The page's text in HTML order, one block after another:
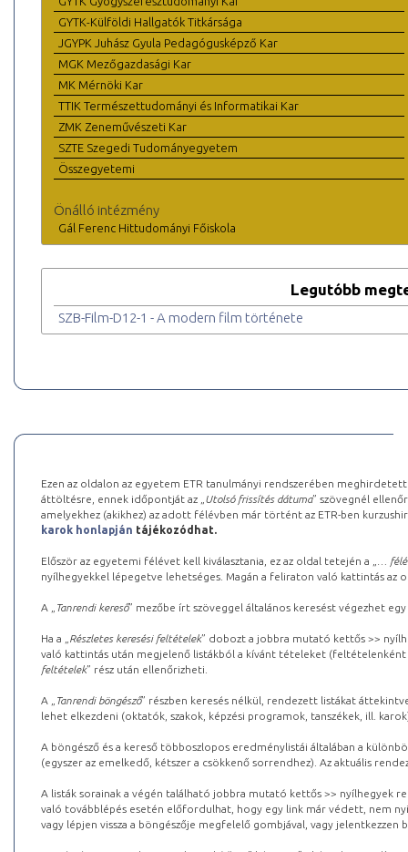
GYTK-Külföldi Hallgatók Titkársága
JGYPK Juhász Gyula Pedagógusképző Kar
MGK Mezőgazdasági Kar
MK Mérnöki Kar
TTIK Természettudományi és Informatikai Kar
ZMK Zeneművészeti Kar
SZTE Szegedi Tudományegyetem
Összegyetemi
Önálló intézmény
Gál Ferenc Hittudományi Főiskola
Legutóbb
SZB-Film-D12-1 - A modern film története
Ezen az oldalon az egyetem ETR tanulmányi rendszerében
áttöltésre, ennek időpontját az „ Utolsó frissítés dátuma” szövegnél
amelyekhez (akikhez) az adott félévben már történt az ETR-ben
karok honlapján tájékozódhat.
Először az egyetemi félévet kell kiválasztania, ez az oldal tetején a „
…
nyílhegyekkel lépegetve lehetséges. Magán a feliraton való kattintás az
A „ Tanrendi kereső” mezőbe írt szöveggel általános keresést végezhet
Ha a „ Részletes keresési feltételek” dobozt a jobbra mutató kettős >>
való kattintás után megjelenő listákból a kívánt tételeket (feltételenként
feltételek” rész után ellenőrizheti.
A „ Tanrendi böngésző” részben keresés nélkül, rendezett listákat
lehet elkezdeni (oktatók, szakok, képzési programok, tanszékek, ill.
A böngésző és a kereső többoszlopos eredménylistái általában a
(egyszer az emelkedő, kétszer a csökkenő sorrendhez). Az aktuális
A listák sorainak a végén található jobbra mutató kettős >> nyílhegyek
való továbblépés esetén előfordulhat, hogy egy link már védett, nem
vagy lépjen vissza a böngészője megfelelő gombjával, vagy